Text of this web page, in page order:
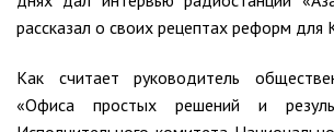
рассказал о своих рецептах реформ для
Как считает руководитель
«Офиса простых решений и